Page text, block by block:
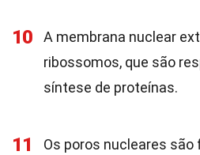
10
A membrana nuclear
ribossomos, que são
síntese de proteínas.
11
Os poros nucleares são